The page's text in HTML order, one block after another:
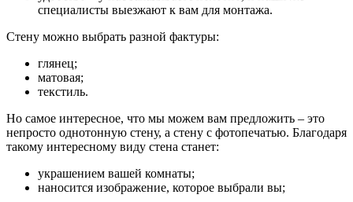
специалисты выезжают к вам для монтажа.
Стену можно выбрать разной фактуры:
глянец;
матовая;
текстиль.
Но самое интересное, что мы можем вам предложить – это
непросто однотонную стену, а стену с фотопечатью. Благодаря
такому интересному виду стена станет:
украшением вашей комнаты;
наносится изображение, которое выбрали вы;